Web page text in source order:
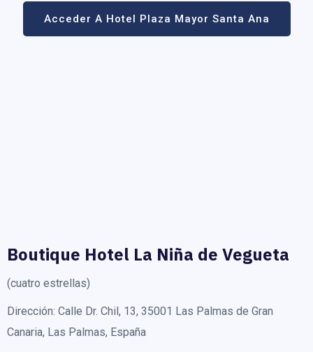
Acceder A Hotel Plaza Mayor Santa Ana
Boutique Hotel La Niña de Vegueta
(cuatro estrellas)
Dirección: Calle Dr. Chil, 13, 35001 Las Palmas de Gran
Canaria, Las Palmas, España